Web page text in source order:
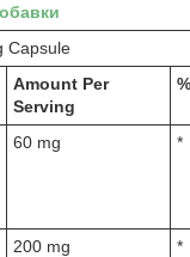
Capsule
Amount Per
Serving
60 mg *
200 mg *